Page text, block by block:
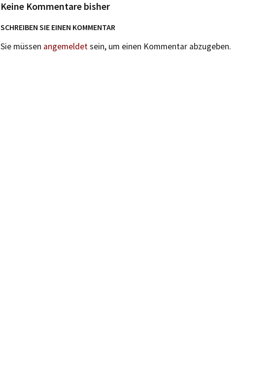
Keine Kommentare bisher
SCHREIBEN SIE EINEN KOMMENTAR
Sie müssen angemeldetsein, um einen Kommentar abzugeben.